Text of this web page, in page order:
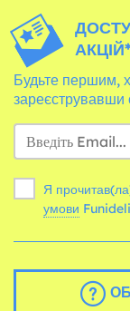
Будьте першим,
зареєструвавши
Я
умови